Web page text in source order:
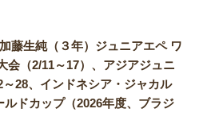
藤生純（３年）ジュニアエペ ワ
会（2/11～17）、アジアジュニ
28、インドネシア・ジャカル
ドカップ（2026年度、ブラジ